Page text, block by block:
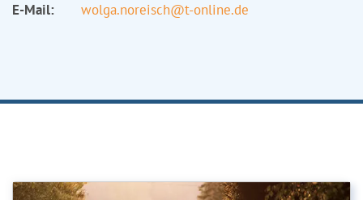
E-Mail:
wolga.noreisch@t-online.de